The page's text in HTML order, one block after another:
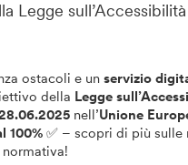
Legge
ostacoli e unservizio
della Legge
nell’Unione
100%✅ – scopri di più